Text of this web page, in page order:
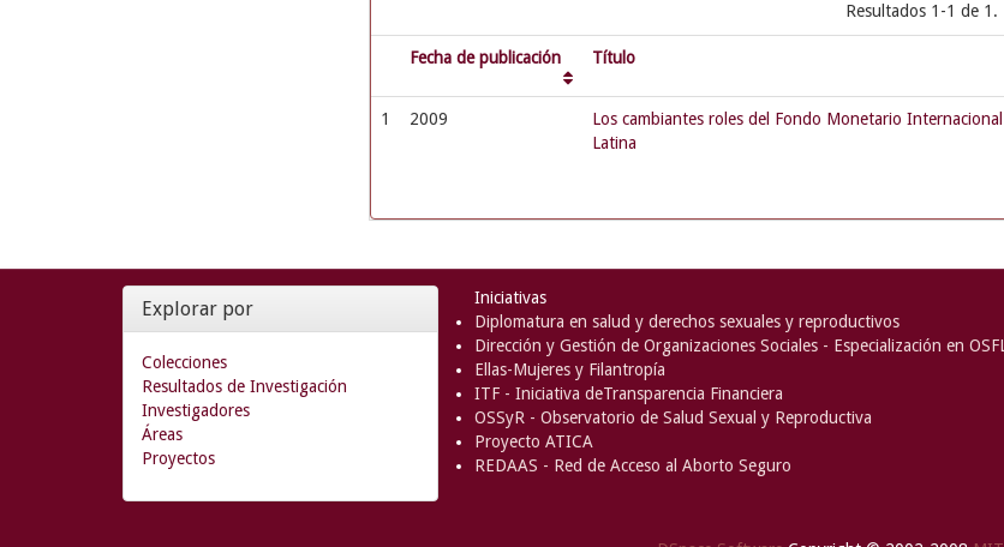
Resultados 1-1 de 1.
Fecha de publicación Título
1 2009
Los cambiantes roles del Fondo Monetario
Latina
Explorar por
Colecciones
Resultados de Investigación
Investigadores
Áreas
Proyectos
Iniciativas
Diplomatura en salud y derechos sexuales y reproductivos
Dirección y Gestión de Organizaciones Sociales - Especialización en
Ellas-Mujeres y Filantropía
ITF - Iniciativa deTransparencia Financiera
OSSyR - Observatorio de Salud Sexual y Reproductiva
Proyecto ATICA
REDAAS - Red de Acceso al Aborto Seguro